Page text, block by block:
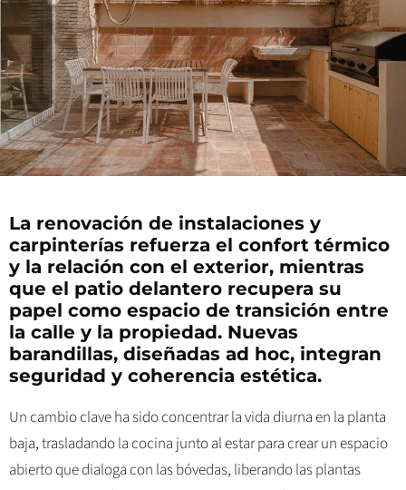
La renovación de instalaciones y
carpinterías refuerza el confort térmico
y la relación con el exterior, mientras
que el patio delantero recupera su
papel como espacio de transición entre
la calle y la propiedad. Nuevas
barandillas, diseñadas ad hoc, integran
seguridad y coherencia estética.
Un cambio clave ha sido concentrar la vida diurna en la planta
baja, trasladando la cocina junto al estar para crear un espacio
abierto que dialoga con las bóvedas, liberando las plantas